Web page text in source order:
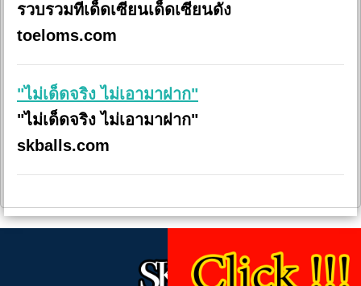
รวบรวมทีเด็ดเซียนเด็ดเซียนดัง
toeloms.com
"ไม่เด็ดจริง ไม่เอามาฝาก"
"ไม่เด็ดจริง ไม่เอามาฝาก"
skballs.com